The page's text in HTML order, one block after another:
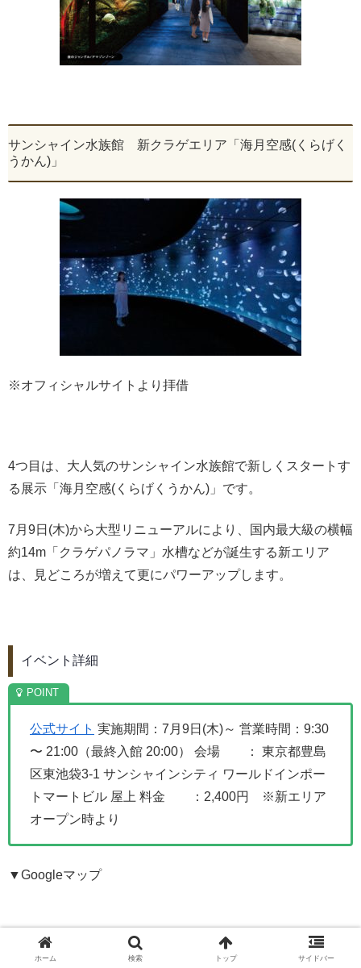
サンシャイン水族館 新クラゲエリア「海月空感(くらげく
うかん)」
※オフィシャルサイトより拝借
4つ目は、大人気のサンシャイン水族館で新しくスタートす
る展示「海月空感(くらげくうかん)」です。
7月9日(木)から大型リニューアルにより、国内最大級の横幅
約14m「クラゲパノラマ」水槽などが誕生する新エリア
は、見どころが増えて更にパワーアップします。
イベント詳細
公式サイト 実施期間：7月9日(木)～ 営業時間：9:30
〜 21:00（最終入館 20:00）
会場 ： 東京都豊島
区東池袋3-1 サンシャインシティ ワールドインポー
トマートビル 屋上 料金 ：2,400円 ※新エリア
オープン時より
▼Googleマップ
ホーム 検索 トップ サイドバー